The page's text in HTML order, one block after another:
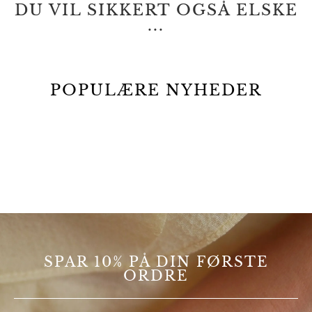
DU VIL SIKKERT OGSÅ ELSKE
...
POPULÆRE NYHEDER
SPAR 10% PÅ DIN FØRSTE
ORDRE